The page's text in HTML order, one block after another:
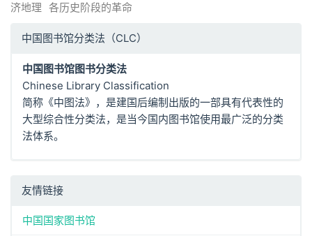
济地理 各历史阶段的革命
中国图书馆分类法（CLC）
中国图书馆图书分类法
Chinese Library Classification
简称《中图法》，是建国后编制出版的一部具有代表性的
大型综合性分类法，是当今国内图书馆使用最广泛的分类
法体系。
友情链接
中国国家图书馆